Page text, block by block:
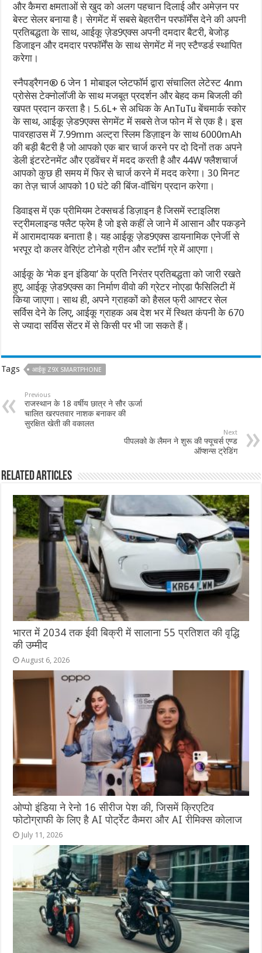
और कैमरा क्षमताओं से खुद को अलग पहचान दिलाई और अमेज़न पर
बेस्ट सेलर बनाया है। सेगमेंट में सबसे बेहतरीन परफॉर्मेंस देने की अपनी
प्रतिबद्धता के साथ, आईकू ज़ेड9एक्स अपनी दमदार बैटरी, बेजोड़
डिजाइन और दमदार परफॉर्मेंस के साथ सेगमेंट में नए स्टैण्डर्ड स्थापित
करेगा।
स्नैपड्रैगन® 6 जेन 1 मोबाइल प्लेटफॉर्म द्वारा संचालित लेटेस्ट 4nm
प्रोसेस टेक्नोलॉजी के साथ मजबूत प्रदर्शन और बेहद कम बिजली की
खपत प्रदान करता है। 5.6L+ से अधिक के AnTuTu बेंचमार्क स्कोर
के साथ, आईकू ज़ेड9एक्स सेगमेंट में सबसे तेज फोन में से एक है। इस
पावरहाउस में 7.99mm अल्ट्रा स्लिम डिज़ाइन के साथ 6000mAh
की बड़ी बैटरी है जो आपको एक बार चार्ज करने पर दो दिनों तक अपने
डेली इंटरटेनमेंट और एडवेंचर में मदद करती है और 44W फ्लैशचार्ज
आपको कुछ ही समय में फिर से चार्ज करने में मदद करेगा। 30 मिनट
का तेज़ चार्ज आपको 10 घंटे की बिंज-वॉचिंग प्रदान करेगा।
डिवाइस में एक प्रीमियम टेक्सचर्ड डिज़ाइन है जिसमें स्टाइलिश
स्ट्रीमलाइन्ड फ्लैट फ्रेम है जो इसे कहीं ले जाने में आसान और पकड़ने
में आरामदायक बनाता है। यह आईकू ज़ेड9एक्स डायनामिक एनेर्जी से
भरपूर दो कलर वेरिएंट टोनेडो ग्रीन और स्टॉर्म ग्रे में आएगा।
आईकू के ‘मेक इन इंडिया’ के प्रति निरंतर प्रतिबद्धता को जारी रखते
हुए, आईकू ज़ेड9एक्स का निर्माण वीवो की ग्रेटर नोएडा फैसिलिटी में
किया जाएगा। साथ ही, अपने ग्राहकों को हैसल फ्री आफ्टर सेल
सर्विस देने के लिए, आईकू ग्राहक अब देश भर में स्थित कंपनी के 670
से ज्यादा सर्विस सेंटर में से किसी पर भी जा सकते हैं।
Tags आईकू Z9X SMARTPHONE
Previous
राजस्थान के 18 वर्षीय छात्र ने सौर ऊर्जा
चालित खरपतवार नाशक बनाकर की
सुरक्षित खेती की वकालत
Next
पीपलको के लैमन ने शुरू की फ्यूचर्स एण्ड
ऑप्शन्स ट्रेडिंग
Related Articles
भारत में 2034 तक ईवी बिक्री में सालाना 55 प्रतिशत की वृद्धि
की उम्मीद
August 6, 2026
ओप्‍पो इंडिया ने रेनो 16 सीरीज पेश की, जिसमें क्रिएटिव
फोटोग्राफी के लिए है AI पोर्ट्रेट कैमरा और AI रीमिक्स कोलाज
July 11, 2026